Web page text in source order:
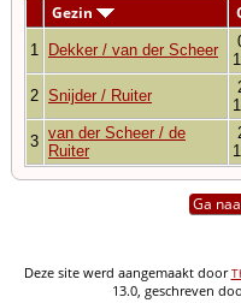
Gezin
1 Dekker / van der Scheer
2 Snijder / Ruiter
3 van der Scheer / de
Ruiter
Ga
Deze site werd aangemaakt door
13.0, geschreven